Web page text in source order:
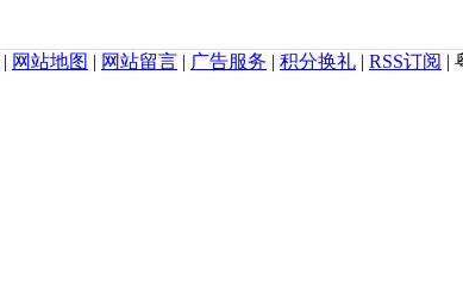
网站地图 网站留言 广告服务 积分换礼 RSS订阅
|